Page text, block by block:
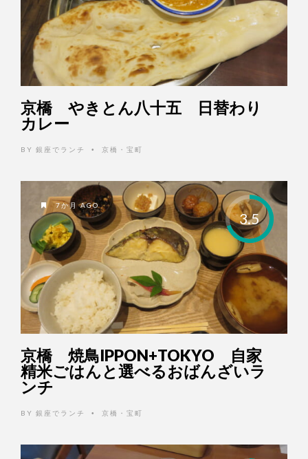
京橋 やきとん八十五 日替わり
カレー
BY 銀座でランチ • 京橋・宝町
3.5
7か月 AGO
京橋 焼鳥IPPON+TOKYO 自家
精米ごはんと選べるおばんざいラ
ンチ
BY 銀座でランチ • 京橋・宝町